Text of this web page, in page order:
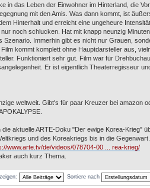
in das Leben der Einwohner im Hinterland, die
mit den Amis. Was dann kommt, ist
Hinterhalt und erreicht eine ungeheure
noch schlucken. Hat mit knapp neunzig
Szenario. Immerhin gibt es nicht nur Grauen,
kommt komplett ohne Hauptdarsteller aus,
Funktioniert sehr gut. Film war für
Er ist eigentlich Theaterregisseur
weltweit. Gibt's für paar Kreuzer bei amazon
aktuelle ARTE-Doku "Der ewige Korea-Krieg"
und des Koreakriegs bis in die Gegenwart.
www.arte.tv/de/videos/078704-00 ... rea-krieg/
auch kurz Thema.
Sortiere nach